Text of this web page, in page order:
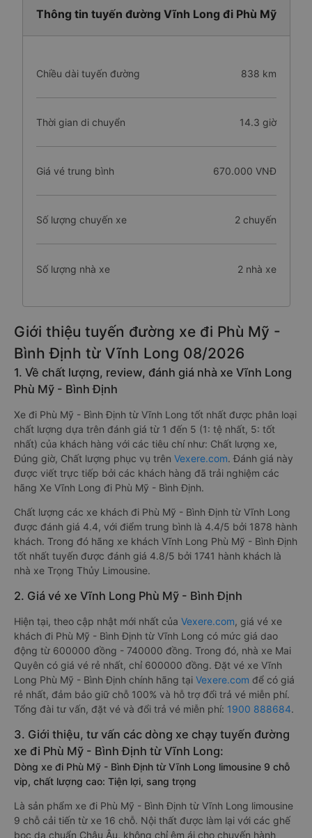
Thông tin tuyến đường Vĩnh Long đi Phù Mỹ
Chiều dài tuyến đường 838 km
Thời gian di chuyển 14.3 giờ
Giá vé trung bình 670.000 VNĐ
Số lượng chuyến xe 2 chuyến
Số lượng nhà xe 2 nhà xe
Giới thiệu tuyến đường xe đi Phù Mỹ -
Bình Định từ Vĩnh Long 08/2026
1. Về chất lượng, review, đánh giá nhà xe Vĩnh Long
Phù Mỹ - Bình Định
Xe đi Phù Mỹ - Bình Định từ Vĩnh Long tốt nhất được phân loại
chất lượng dựa trên đánh giá từ 1 đến 5 (1: tệ nhất, 5: tốt
nhất) của khách hàng với các tiêu chí như: Chất lượng xe,
Đúng giờ, Chất lượng phục vụ trên Vexere.com. Đánh giá này
được viết trực tiếp bởi các khách hàng đã trải nghiệm các
hãng Xe Vĩnh Long đi Phù Mỹ - Bình Định.
Chất lượng các xe khách đi Phù Mỹ - Bình Định từ Vĩnh Long
được đánh giá 4.4, với điểm trung bình là 4.4/5 bởi 1878 hành
khách. Trong đó hãng xe khách Vĩnh Long Phù Mỹ - Bình Định
tốt nhất tuyến được đánh giá 4.8/5 bởi 1741 hành khách là
nhà xe Trọng Thủy Limousine.
2. Giá vé xe Vĩnh Long Phù Mỹ - Bình Định
Hiện tại, theo cập nhật mới nhất của Vexere.com, giá vé xe
khách đi Phù Mỹ - Bình Định từ Vĩnh Long có mức giá dao
động từ 600000 đồng - 740000 đồng. Trong đó, nhà xe Mai
Quyên có giá vé rẻ nhất, chỉ 600000 đồng. Đặt vé xe Vĩnh
Long Phù Mỹ - Bình Định chính hãng tại Vexere.com để có giá
rẻ nhất, đảm bảo giữ chỗ 100% và hỗ trợ đổi trả vé miễn phí.
Tổng đài tư vấn, đặt vé và đổi trả vé miễn phí: 1900 888684.
3. Giới thiệu, tư vấn các dòng xe chạy tuyến đường
xe đi Phù Mỹ - Bình Định từ Vĩnh Long:
Dòng xe đi Phù Mỹ - Bình Định từ Vĩnh Long limousine 9 chỗ
vip, chất lượng cao: Tiện lợi, sang trọng
Là sản phẩm xe đi Phù Mỹ - Bình Định từ Vĩnh Long limousine
9 chỗ cải tiến từ xe 16 chỗ. Nội thất được làm lại với các ghế
bọc da chuẩn Châu Âu, không chỉ êm ái cho chuyến hành